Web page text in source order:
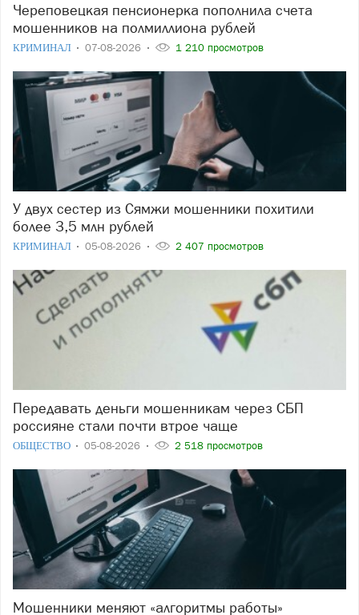
Череповецкая пенсионерка пополнила счета
мошенников на полмиллиона рублей
КРИМИНАЛ 07-08-2026 1 210 просмотров
У двух сестер из Сямжи мошенники похитили
более 3,5 млн рублей
КРИМИНАЛ 05-08-2026 2 407 просмотров
Передавать деньги мошенникам через СБП
россияне стали почти втрое чаще
ОБЩЕСТВО 05-08-2026 2 518 просмотров
Мошенники меняют «алгоритмы работы»